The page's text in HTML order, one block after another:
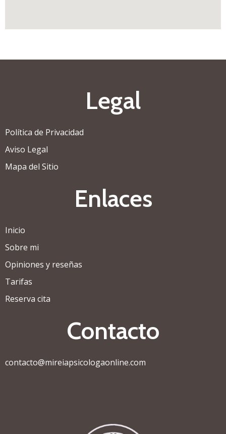
Legal
Política de Privacidad
Aviso Legal
Mapa del Sitio
Enlaces
Inicio
Sobre mi
Opiniones y reseñas
Tarifas
Reserva cita
Contacto
contacto@mireiapsicologaonline.com